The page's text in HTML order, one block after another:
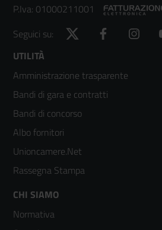
P.Iva: 01000211001
Seguici su:
Twitter Facebook
Footer
menù
colonna
2
UTILITÀ
Amministrazione trasparente
Bandi di gara e contratti
Bandi di concorso
Albo fornitori
Unioncamere.Net
Rassegna Stampa
Footer
CHI SIAMO
Normativa